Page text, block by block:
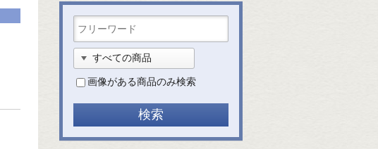
画像がある商品のみ検索